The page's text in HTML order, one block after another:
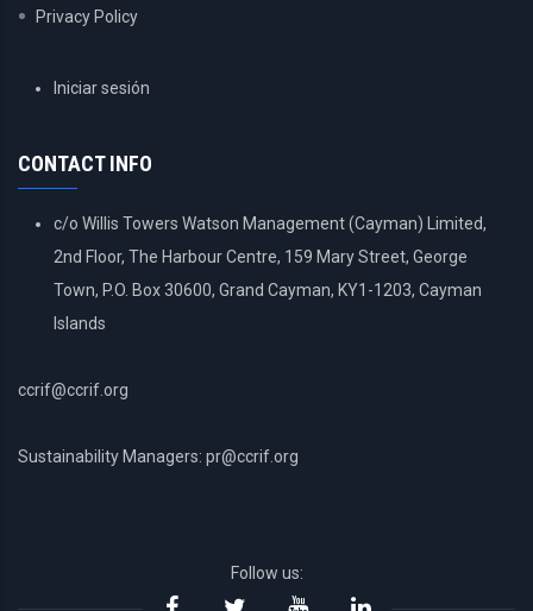
Privacy Policy
USERIniciar sesión
CONTACT INFO
c/o Willis Towers Watson Management (Cayman) Limited,
2nd Floor, The Harbour Centre, 159 Mary Street, George
Town, P.O. Box 30600, Grand Cayman, KY1-1203, Cayman
Islands
ccrif@ccrif.org
Sustainability Managers: pr@ccrif.org
Follow us: